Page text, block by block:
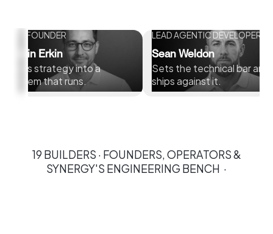
FOUNDER
Erkin
strategy into a
that runs.
LEAD AGENTIC DEVELOPER
Sean Weldon
Sets the technical bar and
ships against it.
19 BUILDERS · FOUNDERS, OPERATORS &
SYNERGY'S ENGINEERING BENCH ·